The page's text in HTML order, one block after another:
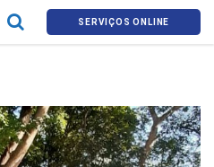
SERVIÇOS ONLINE